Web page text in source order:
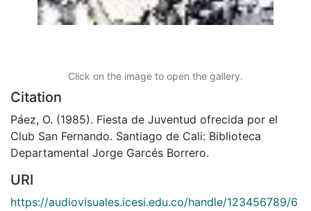
Click on the image to open the gallery.
Citation
Páez, O. (1985). Fiesta de Juventud ofrecida por el
Club San Fernando. Santiago de Cali: Biblioteca
Departamental Jorge Garcés Borrero.
URI
https://audiovisuales.icesi.edu.co/handle/123456789/6